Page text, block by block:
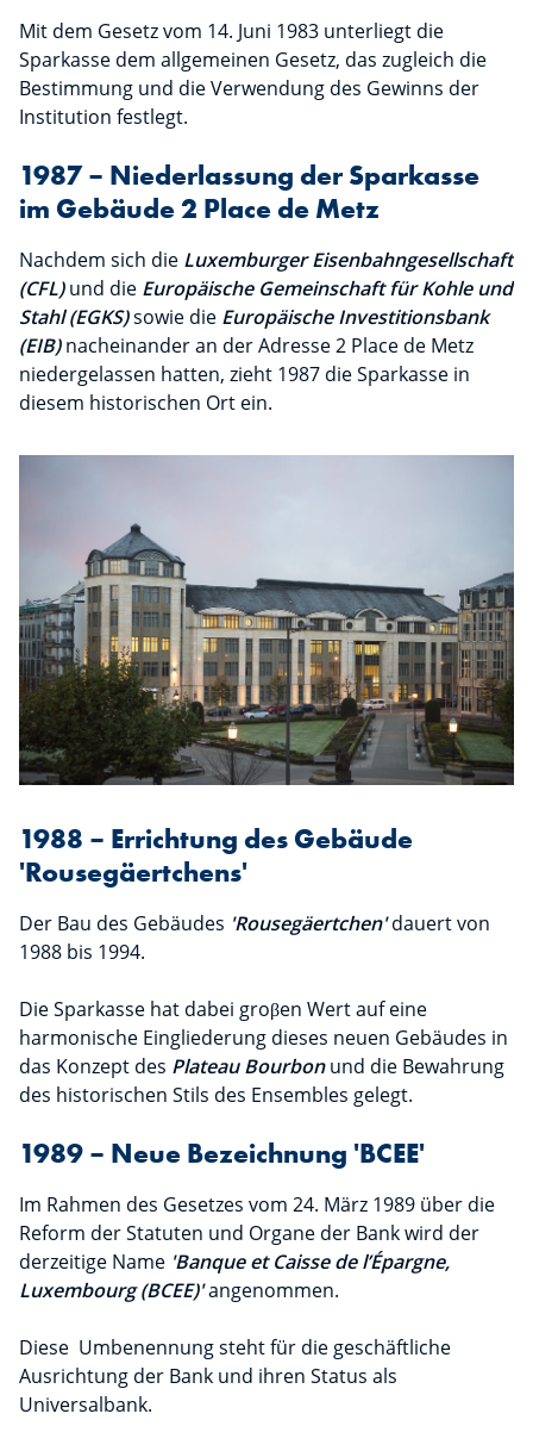
Mit dem Gesetz vom 14. Juni 1983 unterliegt die
Sparkasse dem allgemeinen Gesetz, das zugleich die
Bestimmung und die Verwendung des Gewinns der
Institution festlegt.
1987 – Niederlassung der Sparkasse
im Gebäude 2 Place de Metz
Nachdem sich die Luxemburger Eisenbahngesellschaft
(CFL)und die Europäische Gemeinschaft für Kohle und
Stahl (EGKS)sowie die Europäische Investitionsbank
(EIB)nacheinander an der Adresse 2 Place de Metz
niedergelassen hatten, zieht 1987 die Sparkasse in
diesem historischen Ort ein.
1988 – Errichtung des Gebäude
'Rousegäertchens'
Der Bau des Gebäudes 'Rousegäertchen'dauert von
1988 bis 1994.
Die Sparkasse hat dabei groβen Wert auf eine
harmonische Eingliederung dieses neuen Gebäudes in
das Konzept des Plateau Bourbonund die Bewahrung
des historischen Stils des Ensembles gelegt.
1989 – Neue Bezeichnung 'BCEE'
Im Rahmen des Gesetzes vom 24. März 1989 über die
Reform der Statuten und Organe der Bank wird der
derzeitige Name 'Banque et Caisse de l’Épargne,
Luxembourg (BCEE)'angenommen.
Diese Umbenennung steht für die geschäftliche
Ausrichtung der Bank und ihren Status als
Universalbank.